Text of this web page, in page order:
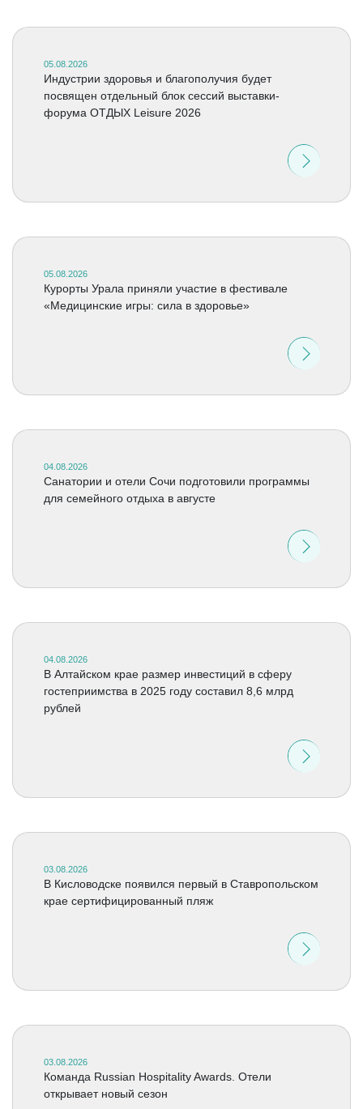
05.08.2026
Индустрии здоровья и благополучия будет
посвящен отдельный блок сессий выставки-
форума ОТДЫХ Leisure 2026
05.08.2026
Курорты Урала приняли участие в фестивале
«Медицинские игры: сила в здоровье»
04.08.2026
Санатории и отели Сочи подготовили программы
для семейного отдыха в августе
04.08.2026
В Алтайском крае размер инвестиций в сферу
гостеприимства в 2025 году составил 8,6 млрд
рублей
03.08.2026
В Кисловодске появился первый в Ставропольском
крае сертифицированный пляж
03.08.2026
Команда Russian Hospitality Awards. Отели
открывает новый сезон